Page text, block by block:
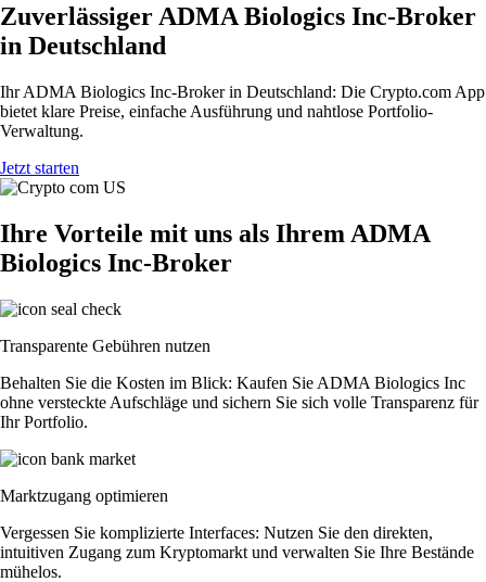
Zuverlässiger ADMA Biologics Inc-Broker
in Deutschland
Ihr ADMA Biologics Inc-Broker in Deutschland: Die Crypto.com App
bietet klare Preise, einfache Ausführung und nahtlose Portfolio-
Verwaltung.
Jetzt starten
Ihre Vorteile mit uns als Ihrem ADMA
Biologics Inc-Broker
Transparente Gebühren nutzen
Behalten Sie die Kosten im Blick: Kaufen Sie ADMA Biologics Inc
ohne versteckte Aufschläge und sichern Sie sich volle Transparenz für
Ihr Portfolio.
Marktzugang optimieren
Vergessen Sie komplizierte Interfaces: Nutzen Sie den direkten,
intuitiven Zugang zum Kryptomarkt und verwalten Sie Ihre Bestände
mühelos.